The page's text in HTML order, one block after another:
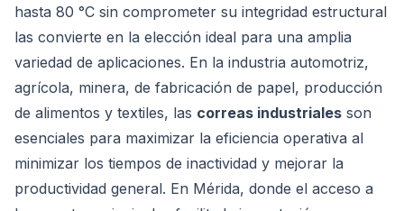
hasta 80 °C sin comprometer su integridad estructural
las convierte en la elección ideal para una amplia
variedad de aplicaciones. En la industria automotriz,
agrícola, minera, de fabricación de papel, producción
de alimentos y textiles, las correas industriales son
esenciales para maximizar la eficiencia operativa al
minimizar los tiempos de inactividad y mejorar la
productividad general. En Mérida, donde el acceso a